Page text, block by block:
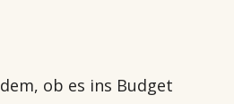
ob es ins Budget